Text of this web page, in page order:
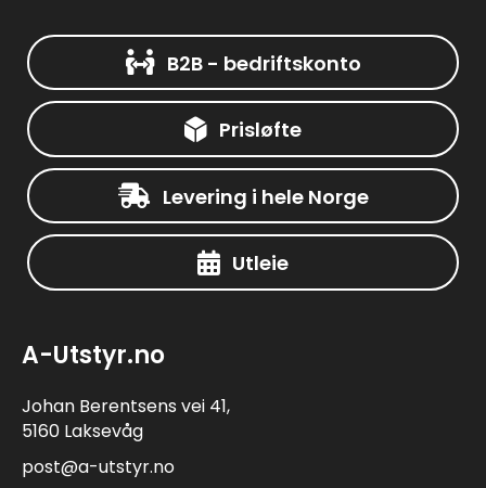
B2B - bedriftskonto
Prisløfte
Levering i hele Norge
Utleie
A-Utstyr.no
Johan Berentsens vei 41,
5160 Laksevåg
post@a-utstyr.no